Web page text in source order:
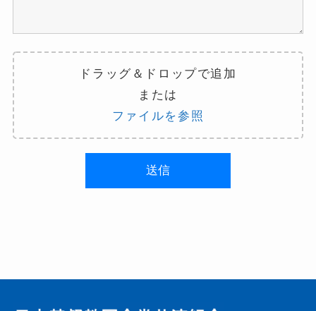
ドラッグ＆ドロップで追加
または
ファイルを参照